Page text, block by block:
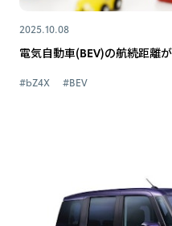
2025.10.08
電気自動車(BEV)の航続距離
#bZ4X #BEV